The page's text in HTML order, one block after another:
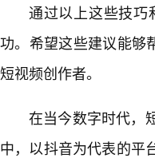
通过以上这些技巧
功。希望这些建议能够
短视频创作者。
在当今数字时代，
中，以抖音为代表的平